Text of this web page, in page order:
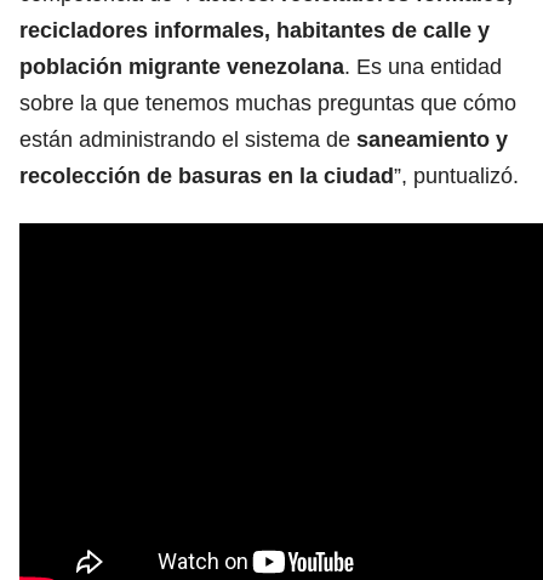
recicladores informales, habitantes de calle y
población migrante venezolana. Es una entidad
sobre la que tenemos muchas preguntas que cómo
están administrando el sistema de saneamiento y
recolección de basuras en la ciudad”, puntualizó.